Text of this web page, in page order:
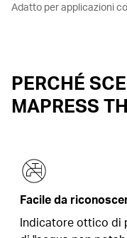
Adatto per applicazioni
PERCHÉ
MAPRESS
Facile da
Indicatore ottico di